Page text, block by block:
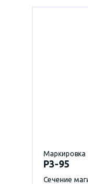
Маркировка
P3-95
Сечение